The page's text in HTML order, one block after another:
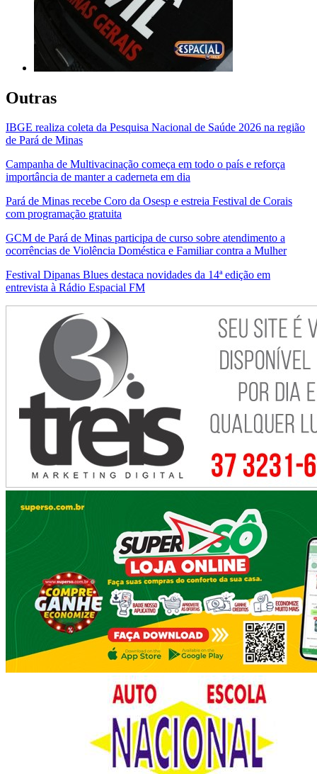
Outras
IBGE realiza coleta da Pesquisa Nacional de Saúde 2026 na região
de Pará de Minas
Campanha de Multivacinação começa em todo o país e reforça
importância de manter a caderneta em dia
Pará de Minas recebe Coro da Osesp e estreia Festival de Corais
com programação gratuita
GCM de Pará de Minas participa de curso sobre atendimento a
ocorrências de Violência Doméstica e Familiar contra a Mulher
Festival Dipanas Blues destaca novidades da 14ª edição em
entrevista à Rádio Espacial FM